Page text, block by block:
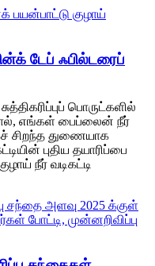
டேப் ஃபில்டரைப்
பொருட்களில்
எங்கள் பைப்லைன் நீர்
சிறந்த துணையாக
புதிய தயாரிப்பை
நீர் வடிகட்டி